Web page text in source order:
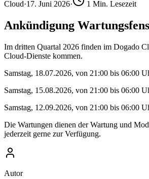
Cloud·17. Juni 2026· 1 Min. Lesezeit
Ankündigung
Im dritten Quartal 2026 finden im Dogado
Cloud-Dienste kommen.
Samstag, 18.07.2026, von 21:00 bis 06:00
Samstag, 15.08.2026, von 21:00 bis 06:00
Samstag, 12.09.2026, von 21:00 bis 06:00
Die Wartungen dienen der Wartung und
jederzeit gerne zur Verfügung.
Autor